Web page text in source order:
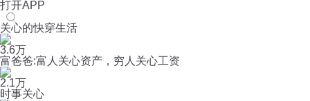
打开APP
关心的快穿生活
3.6万
富爸爸:富人关心资产，穷人关心工资
2.1万
时事关心